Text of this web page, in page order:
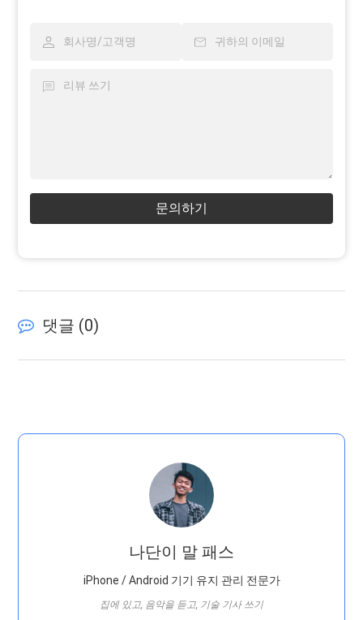
문의하기
댓글 (0)
나단이 말 패스
iPhone / Android 기기 유지 관리 전문가
집에 있고, 음악을 듣고, 기술 기사 쓰기